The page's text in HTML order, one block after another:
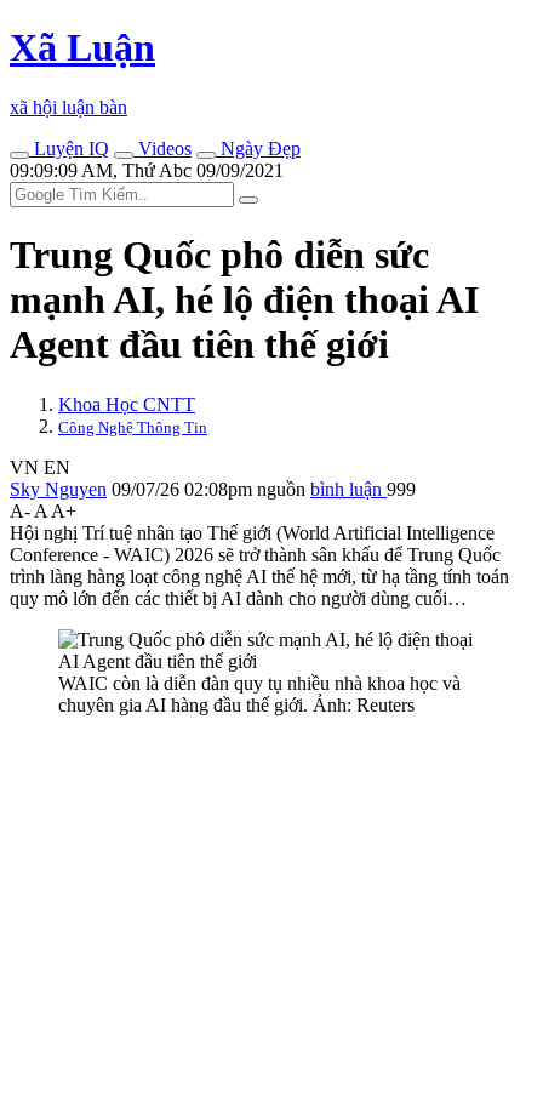
Xã Luận
xã hội luận bàn
Luyện IQ
Videos
Ngày Đẹp
09:09:09 AM, Thứ Abc 09/09/2021
Trung Quốc phô diễn sức
mạnh AI, hé lộ điện thoại AI
Agent đầu tiên thế giới
Khoa Học CNTT
Công Nghệ Thông Tin
VN EN
Sky Nguyen 09/07/26 02:08pm nguồn bình luận 999
A- A A+
Hội nghị Trí tuệ nhân tạo Thế giới (World Artificial Intelligence
Conference - WAIC) 2026 sẽ trở thành sân khấu để Trung Quốc
trình làng hàng loạt công nghệ AI thế hệ mới, từ hạ tầng tính toán
quy mô lớn đến các thiết bị AI dành cho người dùng cuối…
WAIC còn là diễn đàn quy tụ nhiều nhà khoa học và
chuyên gia AI hàng đầu thế giới. Ảnh: Reuters